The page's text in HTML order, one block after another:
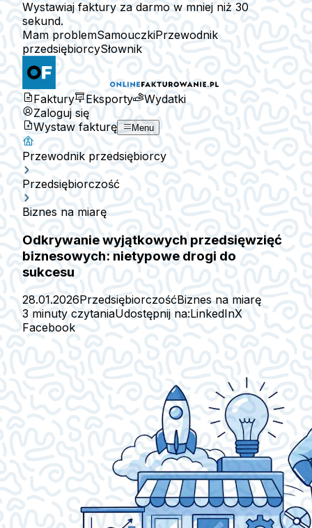
Wystawiaj faktury za darmo w mniej niż 30
sekund.
Mam problemSamouczkiPrzewodnik
przedsiębiorcySłownik
Faktury Eksporty
Wydatki
Zaloguj się
Wystaw fakturę
Menu
Przewodnik przedsiębiorcy
Przedsiębiorczość
Biznes na miarę
Odkrywanie wyjątkowych przedsięwzięć
biznesowych: nietypowe drogi do
sukcesu
28.01.2026PrzedsiębiorczośćBiznes na miarę
3 minuty czytaniaUdostępnij na:LinkedInX
Facebook